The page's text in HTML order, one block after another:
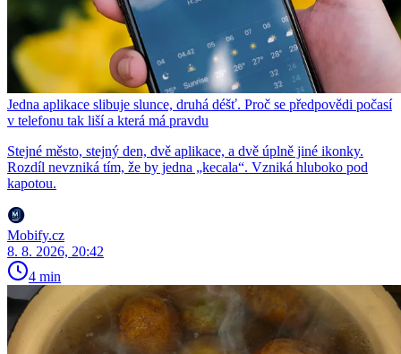
Jedna aplikace slibuje slunce, druhá déšť. Proč se předpovědi počasí
v telefonu tak liší a která má pravdu
Stejné město, stejný den, dvě aplikace, a dvě úplně jiné ikonky.
Rozdíl nevzniká tím, že by jedna „kecala“. Vzniká hluboko pod
kapotou.
Mobify.cz
8. 8. 2026, 20:42
4 min